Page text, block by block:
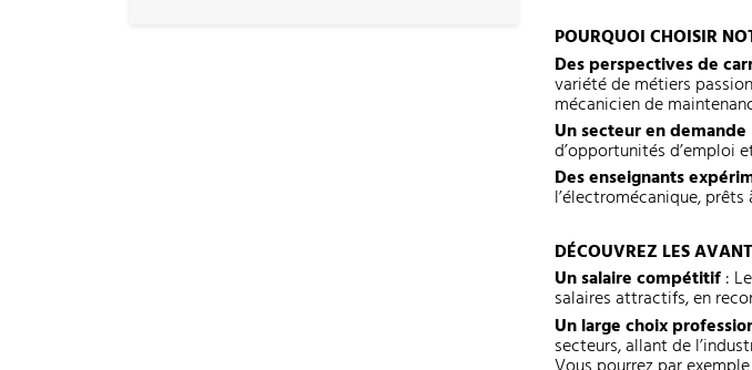
POURQUOI CHOISIR
Des perspectives de
variété de métiers
mécanicien de
Un secteur en demande
d’opportunités d’emploi
Des enseignants
l’électromécanique,
DÉCOUVREZ LES
Un salaire compétitif:
salaires attractifs, en
Un large choix
secteurs, allant de